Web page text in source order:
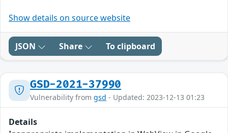
Show details on source website
JSON Share To clipboard
GSD-2021-37990
Vulnerability from gsd - Updated: 2023-12-13 01:23
Details